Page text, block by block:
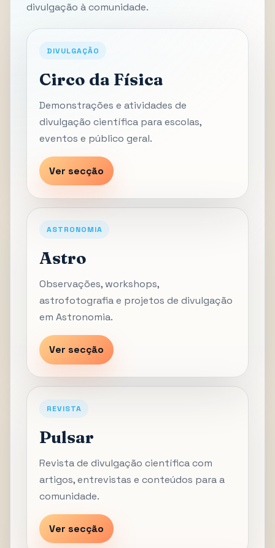
divulgação à comunidade.
DIVULGAÇÃO
Circo da Física
Demonstrações e atividades de
divulgação científica para escolas,
eventos e público geral.
Ver secção
ASTRONOMIA
Astro
Observações, workshops,
astrofotografia e projetos de divulgação
em Astronomia.
Ver secção
REVISTA
Pulsar
Revista de divulgação científica com
artigos, entrevistas e conteúdos para a
comunidade.
Ver secção